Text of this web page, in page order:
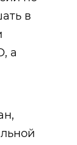
в
а